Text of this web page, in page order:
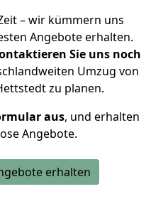
– wir kümmern uns
Angebote erhalten.
Sie uns noch
Umzug von
zu planen.
aus, und erhalten
Angebote.
erhalten